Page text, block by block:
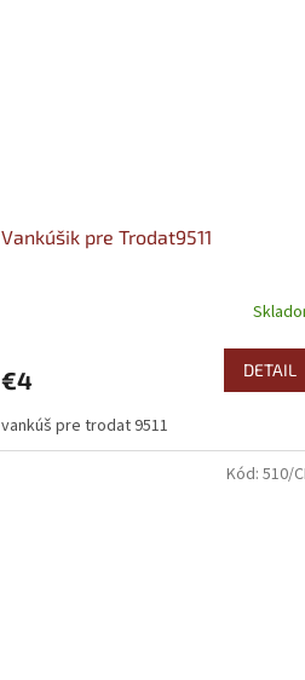
Vankúšik pre Trodat9511
€4 DETAIL
vankúš pre trodat 9511
Kód: 510/